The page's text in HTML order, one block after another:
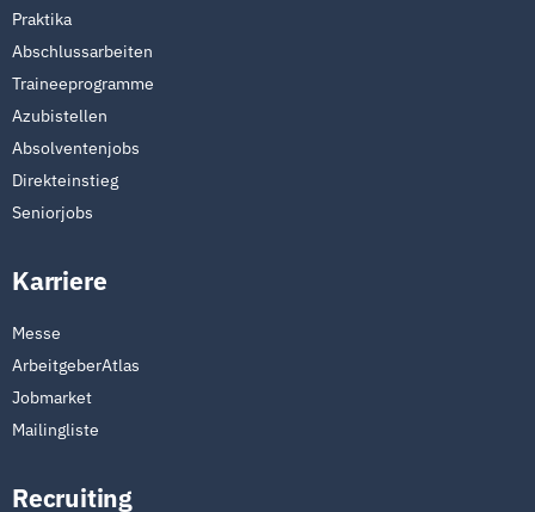
Praktika
Abschlussarbeiten
Traineeprogramme
Azubistellen
Absolventenjobs
Direkteinstieg
Seniorjobs
Karriere
Messe
ArbeitgeberAtlas
Jobmarket
Mailingliste
Recruiting